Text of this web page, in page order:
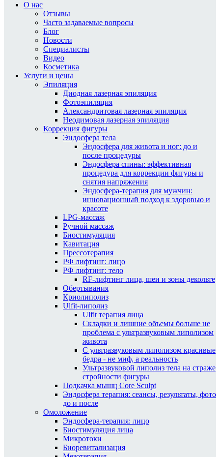
О нас
Отзывы
Часто задаваемые вопросы
Блог
Новости
Специалисты
Видео
Косметика
Услуги и цены
Эпиляция
Диодная лазерная эпиляция
Фотоэпиляция
Александритовая лазерная эпиляция
Неодимовая лазерная эпиляция
Коррекция фигуры
Эндосфера тела
Эндосфера для живота и ног: до и
после процедуры
Эндосфера спины: эффективная
процедура для коррекции фигуры и
снятия напряжения
Эндосфера-терапия для мужчин:
инновационный подход к здоровью и
красоте
LPG-массаж
Ручной массаж
Биостимуляция
Кавитация
Прессотерапия
РФ лифтинг: лицо
РФ лифтинг: тело
RF-лифтинг лица, шеи и зоны декольте
Обертывания
Криолиполиз
Ulfit-липолиз
Ulfit терапия лица
Складки и лишние объемы больше не
проблема с ультразвуковым липолизом
живота
С ультразвуковым липолизом красивые
бедра - не миф, а реальность
Ультразвуковой липолиз тела на страже
стройности фигуры
Подкачка мышц Core Sculpt
Эндосфера терапия: сеансы, результаты, фото
до и после
Омоложение
Эндосфера-терапия: лицо
Биостимуляция лица
Микротоки
Биоревитализация